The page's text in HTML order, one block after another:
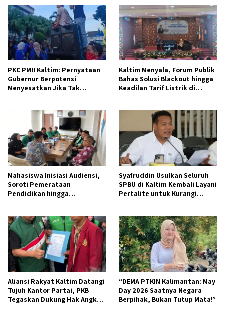
PKC PMII Kaltim: Pernyataan
Gubernur Berpotensi
Menyesatkan Jika Tak
Kaltim Menyala, Forum Publik
Bahas Solusi Blackout hingga
Keadilan Tarif Listrik di
Mahasiswa Inisiasi Audiensi,
Soroti Pemerataan
Pendidikan hingga
Syafruddin Usulkan Seluruh
SPBU di Kaltim Kembali Layani
Pertalite untuk Kurangi
Aliansi Rakyat Kaltim Datangi
Tujuh Kantor Partai, PKB
Tegaskan Dukung Hak Angket
“DEMA PTKIN Kalimantan: May
Day 2026 Saatnya Negara
Berpihak, Bukan Tutup Mata!”